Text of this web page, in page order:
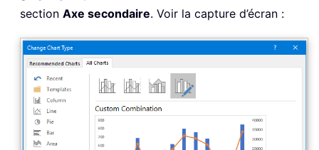
section Axe secondaire. Voir la capture d’écran :